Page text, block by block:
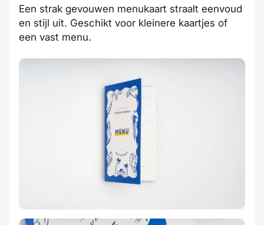
Een strak gevouwen menukaart straalt eenvoud
en stijl uit. Geschikt voor kleinere kaartjes of
een vast menu.